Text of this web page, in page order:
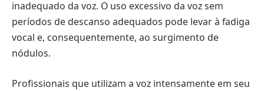
inadequado da voz. O uso excessivo da voz sem
períodos de descanso adequados pode levar à fadiga
vocal e, consequentemente, ao surgimento de
nódulos.
Profissionais que utilizam a voz intensamente em seu